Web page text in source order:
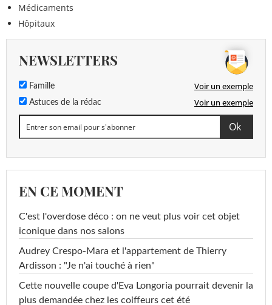
Médicaments
Hôpitaux
NEWSLETTERS
Famille Voir un exemple
Astuces de la rédac Voir un exemple
EN CE MOMENT
C'est l'overdose déco : on ne veut plus voir cet objet
iconique dans nos salons
Audrey Crespo-Mara et l'appartement de Thierry
Ardisson : "Je n'ai touché à rien"
Cette nouvelle coupe d'Eva Longoria pourrait devenir la
plus demandée chez les coiffeurs cet été